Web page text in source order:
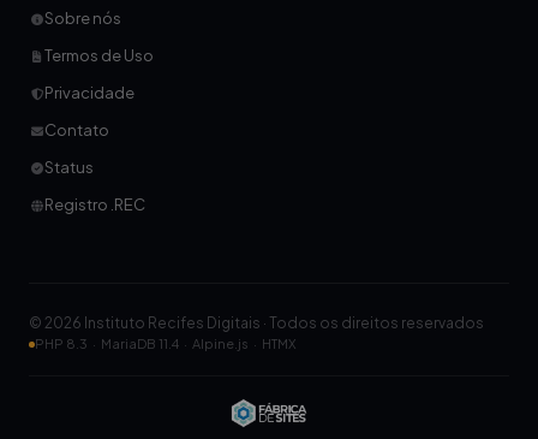
Sobre nós
Termos de Uso
Privacidade
Contato
Status
Registro .REC
© 2026 Instituto Recifes Digitais · Todos os direitos reservados
PHP 8.3 · MariaDB 11.4 · Alpine.js · HTMX